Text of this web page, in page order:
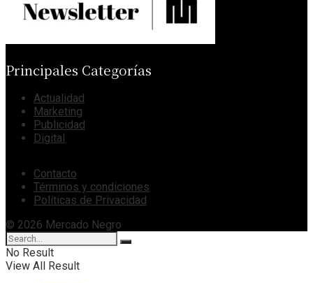
Principales Categorías
Actualidad
Marketing
Publicidad
Digital
Contacto
Términos y condiciones
Políticas de Privacidad
© 2026 Mercado Negro
No Result
View All Result